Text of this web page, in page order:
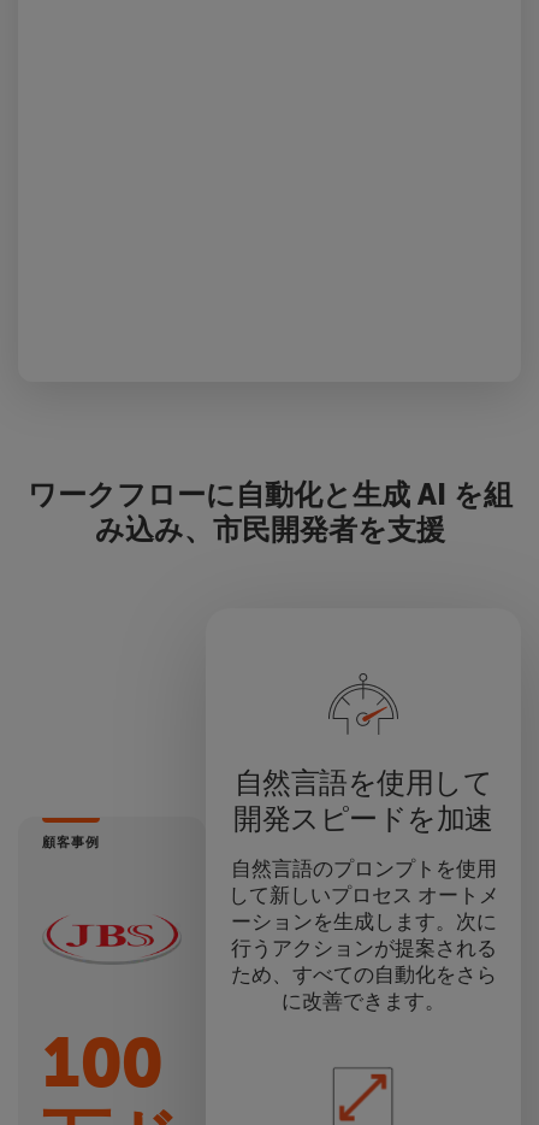
ワークフローに自動化と生成 AI を組
み込み、市民開発者を支援
顧客事例
100
自然言語を使用して
開発スピードを加速
自然言語のプロンプトを使用
して新しいプロセス オートメ
ーションを生成します。次に
行うアクションが提案される
ため、すべての自動化をさら
に改善できます。